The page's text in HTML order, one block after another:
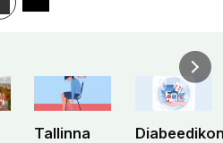
Tallinna